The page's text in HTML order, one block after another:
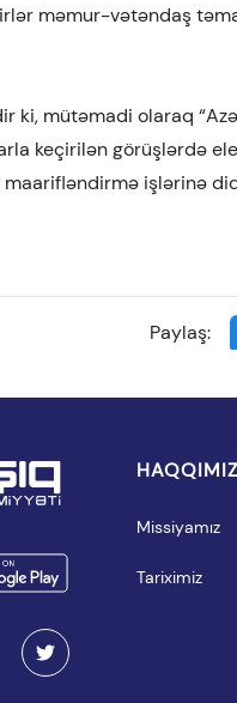
məmur-vətəndaş
ki, mütəmadi olaraq
keçirilən görüşlərdə
maarifləndirmə işlərinə
Paylaş:
Missiyamız
Tariximiz